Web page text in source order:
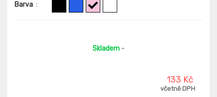
Barva :
Skladem -
133 Kč
včetně DPH